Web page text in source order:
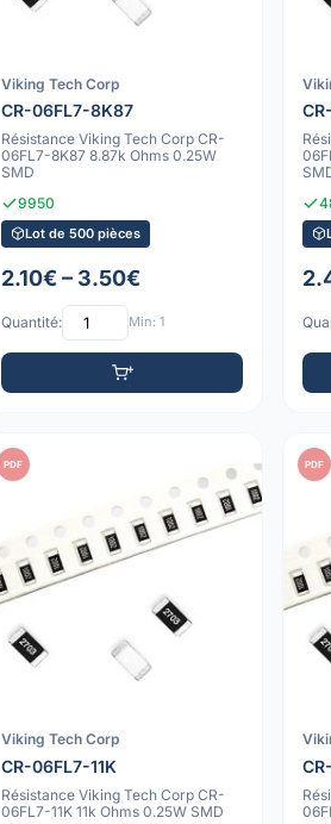
Viking Tech Corp
CR-06FL7-8K87
Résistance Viking Tech Corp CR-
06FL7-8K87 8.87k Ohms 0.25W
SMD
9950
Lot de 500 pièces
2.10€ – 3.50€
Quantité: Min: 1
PDF
Viking Tech Corp
CR-06FL7-11K
Résistance Viking Tech Corp CR-
06FL7-11K 11k Ohms 0.25W SMD
PDF